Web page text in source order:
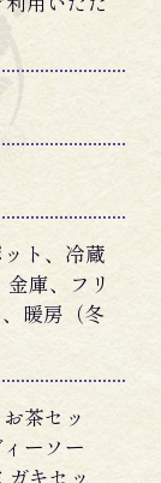
ト、冷蔵
庫、フリ
暖房（冬
茶セッ
ーソー
キセッ